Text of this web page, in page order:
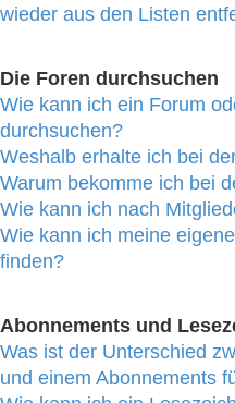
wieder aus den Listen
Die Foren durchsuchen
Wie kann ich ein Forum
durchsuchen?
Weshalb erhalte ich bei
Warum bekomme ich bei
Wie kann ich nach
Wie kann ich meine
finden?
Abonnements und
Was ist der Unterschied
und einem Abonnements